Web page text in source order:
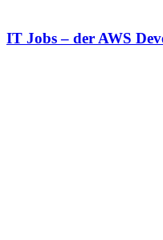
IT Jobs – der AWS